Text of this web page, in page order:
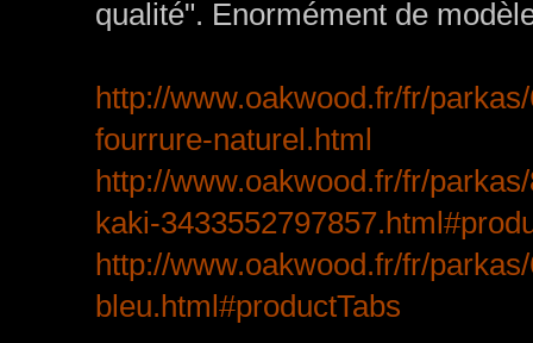
qualité". Enormément de
http://www.oakwood.fr/fr/
fourrure-naturel.html
http://www.oakwood.fr/fr/
kaki-
http://www.oakwood.fr/fr/
bleu.html#productTabs